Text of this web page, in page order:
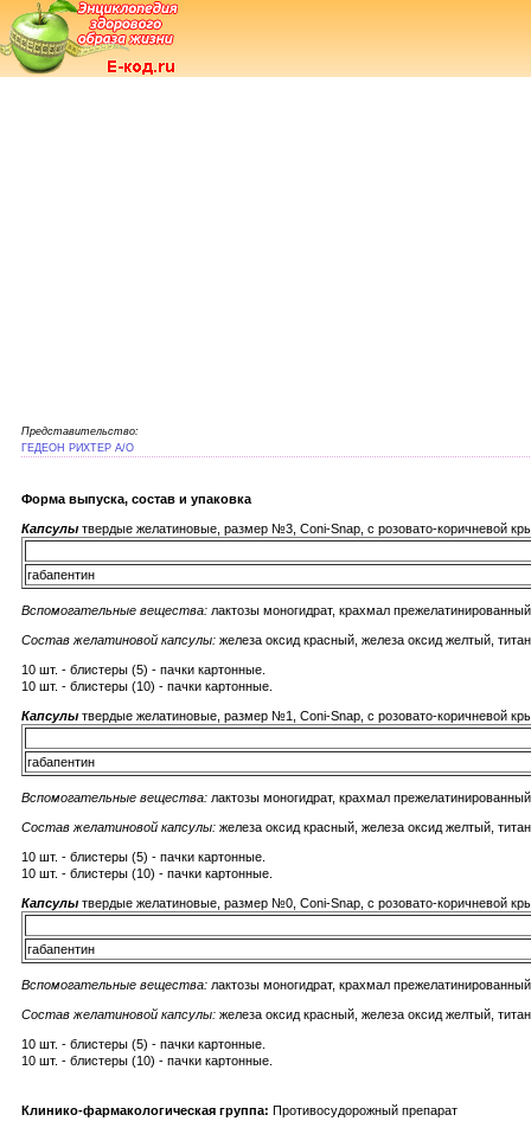
Представительство:
ГЕДЕОН РИХТЕР А/О
Форма выпуска, состав и упаковка
Капсулытвердые желатиновые, размер №3, Coni-Snap, с розовато-коричневой
габапентин
Вспомогательные вещества: лактозы моногидрат, крахмал
Состав желатиновой капсулы: железа оксид красный, железа оксид желтый,
10 шт. - блистеры (5) - пачки картонные.
10 шт. - блистеры (10) - пачки картонные.
Капсулытвердые желатиновые, размер №1, Coni-Snap, с розовато-коричневой
габапентин
Вспомогательные вещества: лактозы моногидрат, крахмал
Состав желатиновой капсулы: железа оксид красный, железа оксид желтый,
10 шт. - блистеры (5) - пачки картонные.
10 шт. - блистеры (10) - пачки картонные.
Капсулытвердые желатиновые, размер №0, Coni-Snap, с розовато-коричневой
габапентин
Вспомогательные вещества: лактозы моногидрат, крахмал
Состав желатиновой капсулы: железа оксид красный, железа оксид желтый,
10 шт. - блистеры (5) - пачки картонные.
10 шт. - блистеры (10) - пачки картонные.
Клинико-фармакологическая группа: Противосудорожный препарат